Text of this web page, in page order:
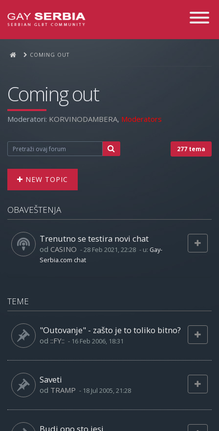
Toggle
COMING OUT
Coming out
Moderatori: KORVINODAMBERA, Moderators
277 tema
NEW TOPIC
OBAVEŠTENJA
Trenutno se testira novi chat
od CASINO -28 Feb 2021, 22:28 - u: Gay-
Serbia.com chat
TEME
"Outovanje" - zašto je to toliko bitno?
od ::FY:: - 16 Feb 2006, 18:31
Saveti
od TRAMP - 18 Jul 2005, 21:28